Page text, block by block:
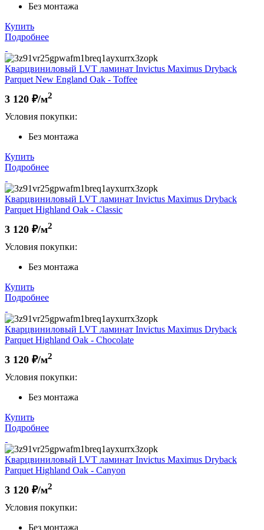
Без монтажа
Купить
Подробнее
Кварцвиниловый LVT ламинат Invictus Maximus Dryback
Parquet New England Oak - Toffee
3 120 ₽/м2
Условия покупки:
Без монтажа
Купить
Подробнее
Кварцвиниловый LVT ламинат Invictus Maximus Dryback
Parquet Highland Oak - Classic
3 120 ₽/м2
Условия покупки:
Без монтажа
Купить
Подробнее
Кварцвиниловый LVT ламинат Invictus Maximus Dryback
Parquet Highland Oak - Chocolate
3 120 ₽/м2
Условия покупки:
Без монтажа
Купить
Подробнее
Кварцвиниловый LVT ламинат Invictus Maximus Dryback
Parquet Highland Oak - Canyon
3 120 ₽/м2
Условия покупки:
Без монтажа